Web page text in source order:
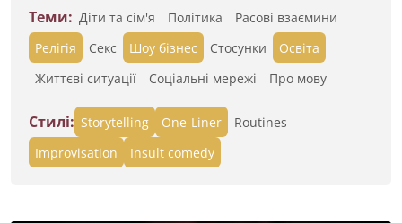
Теми: Діти та сім'я Політика
Расові взаємини
Релігія
Секс Шоу бізнес Стосунки
Освіта
Життєві ситуації
Cоціальні мережі Про мову
Стилі: Storytelling One-Liner
Routines
Improvisation
Insult comedy